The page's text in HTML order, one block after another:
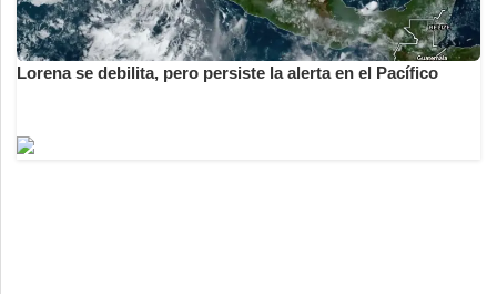
Lorena se debilita, pero persiste la alerta en el Pacífico